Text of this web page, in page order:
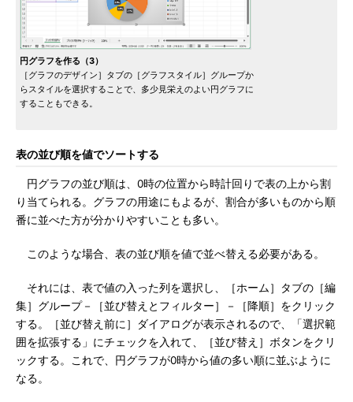
円グラフを作る（3）
［グラフのデザイン］タブの［グラフスタイル］グループか
らスタイルを選択することで、多少見栄えのよい円グラフに
することもできる。
表の並び順を値でソートする
円グラフの並び順は、0時の位置から時計回りで表の上から割
り当てられる。グラフの用途にもよるが、割合が多いものから順
番に並べた方が分かりやすいことも多い。
このような場合、表の並び順を値で並べ替える必要がある。
それには、表で値の入った列を選択し、［ホーム］タブの［編
集］グループ－［並び替えとフィルター］－［降順］をクリック
する。［並び替え前に］ダイアログが表示されるので、「選択範
囲を拡張する」にチェックを入れて、［並び替え］ボタンをクリ
ックする。これで、円グラフが0時から値の多い順に並ぶように
なる。